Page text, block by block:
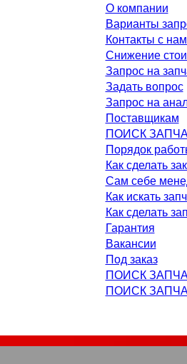
О компании
Варианты
Контакты с
Снижение
Запрос на
Задать вопрос
Запрос на
Поставщикам
ПОИСК
Порядок
Как сделать
Сам себе
Как искать
Как сделать
Гарантия
Вакансии
Под заказ
ПОИСК
ПОИСК